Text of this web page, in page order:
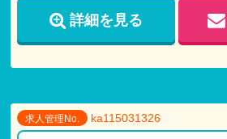
詳細を見る
求人管理No. ka115031326